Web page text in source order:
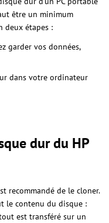
être un minimum
deux étapes :
garder vos données,
dans votre ordinateur
dur du HP
recommandé de le cloner.
le contenu du disque :
est transféré sur un